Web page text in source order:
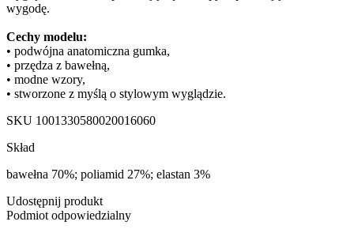
wygodę.
Cechy modelu:
• podwójna anatomiczna gumka,
• przędza z bawełną,
• modne wzory,
• stworzone z myślą o stylowym wyglądzie.
SKU 1001330580020016060
Skład
bawełna 70%; poliamid 27%; elastan 3%
Udostępnij produkt
Podmiot odpowiedzialny